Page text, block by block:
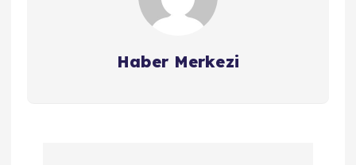
Haber Merkezi